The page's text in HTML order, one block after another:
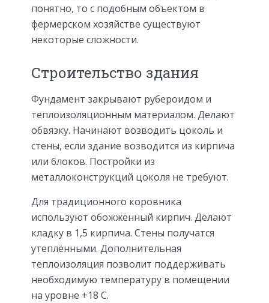
понятно, то с подобным объектом в
фермерском хозяйстве существуют
некоторые сложности.
Строительство здания
Фундамент закрывают рубероидом и
теплоизоляционным материалом. Делают
обвязку. Начинают возводить цоколь и
стены, если здание возводится из кирпича
или блоков. Постройки из
металлоконструкций цоколя не требуют.
Для традиционного коровника
используют обожжённый кирпич. Делают
кладку в 1,5 кирпича. Стены получатся
утеплёнными. Дополнительная
теплоизоляция позволит поддерживать
необходимую температуру в помещении
на уровне +18 С.